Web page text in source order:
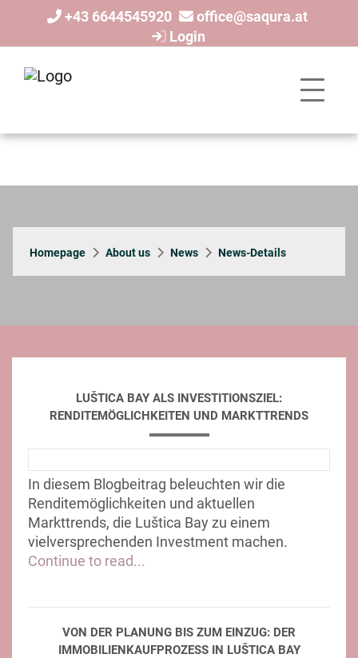
+43 6644545920
office@saqura.at
Login
Homepage About us News News-Details
LUŠTICA BAY ALS INVESTITIONSZIEL:
RENDITEMÖGLICHKEITEN UND MARKTTRENDS
In diesem Blogbeitrag beleuchten wir die
Renditemöglichkeiten und aktuellen
Markttrends, die Luštica Bay zu einem
vielversprechenden Investment machen.
Continue to read...
VON DER PLANUNG BIS ZUM EINZUG: DER
IMMOBILIENKAUFPROZESS IN LUŠTICA BAY